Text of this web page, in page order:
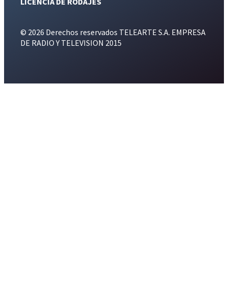
© 2026 Derechos reservados TELEARTE S.A. EMPRESA
DE RADIO Y TELEVISION 2015